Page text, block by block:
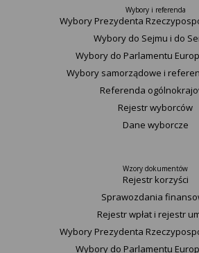
Wybory i referenda
Wybory Prezydenta
Wybory do Sejmu i do
Wybory do Parlamentu
Wybory samorządowe i
Referenda
Rejestr wyborców
Dane wyborcze
Wzory dokumentów
Rejestr korzyści
Sprawozdania
Rejestr wpłat i rejestr
Wybory Prezydenta
Wybory do Parlamentu